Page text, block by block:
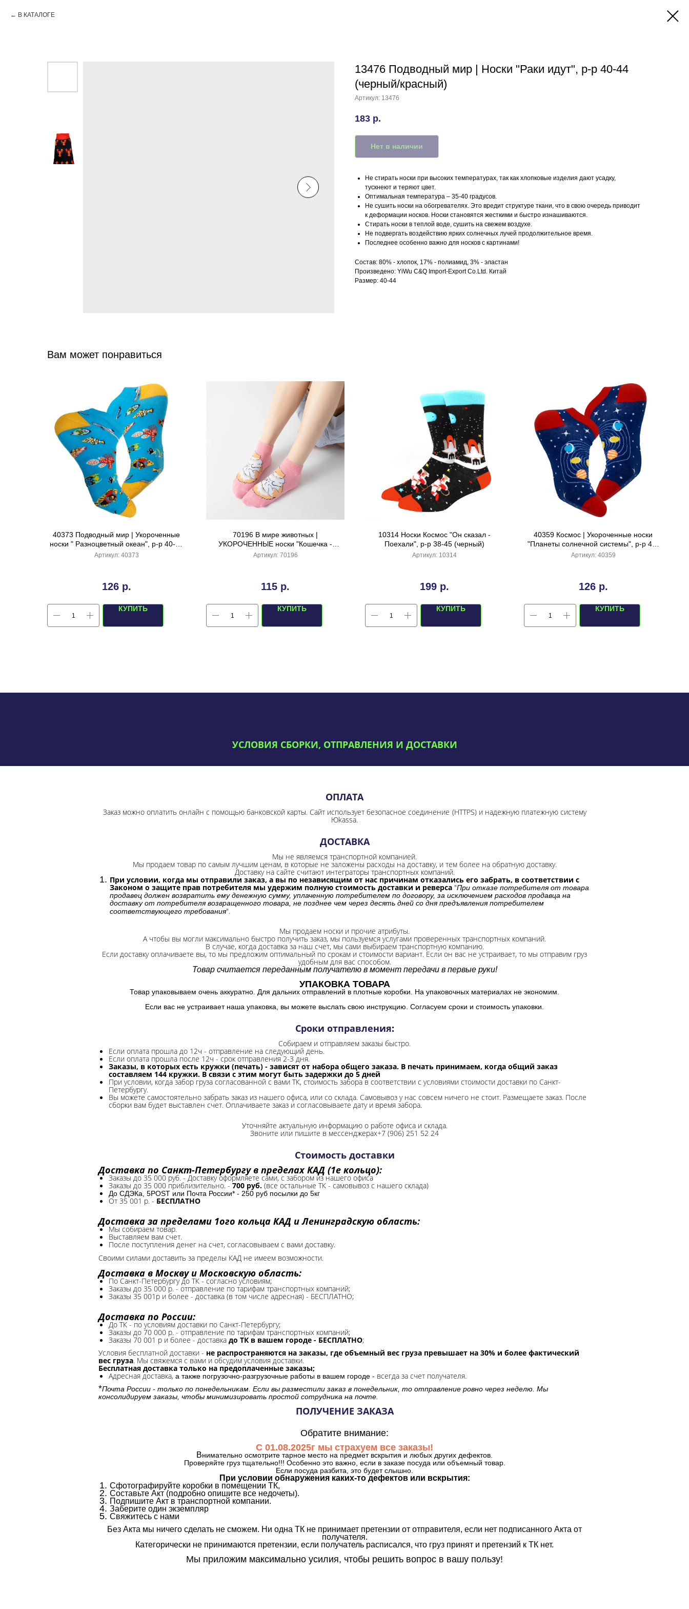
В КАТАЛОГЕ
13476 Подводный мир | Носки "Раки идут", р-р 40-44
(черный/красный)
Артикул: 13476
183 р.
Нет в наличии
Не стирать носки при высоких температурах, так как хлопковые изделия дают усадку,
тускнеют и теряют цвет.
Оптимальная температура – 35-40 градусов.
Не сушить носки на обогревателях. Это вредит структуре ткани, что в свою очередь приводит
к деформации носков. Носки становятся жесткими и быстро изнашиваются.
Стирать носки в теплой воде, сушить на свежем воздухе.
Не подвергать воздействию ярких солнечных лучей продолжительное время.
Последнее особенно важно для носков с картинами!
Состав: 80% - хлопок, 17% - полиамид, 3% - эластан
Произведено: YiWu C&Q Import-Export Co.Ltd. Китай
Размер: 40-44
Вам может понравиться
40373 Подводный мир | Укороченные
носки " Разноцветный океан", р-р 40-44
(голубой)
Артикул: 40373
126 р.
КУПИТЬ
70196 В мире животных |
УКОРОЧЕННЫЕ носки "Кошечка -
неженка", р-р 36-40 (розовый)
Артикул: 70196
115 р.
КУПИТЬ
10314 Носки Космос "Он сказал -
Поехали", р-р 38-45 (черный)
Артикул: 10314
199 р.
КУПИТЬ
40359 Космос | Укороченные носки
"Планеты солнечной системы", р-р 40-
44 (синий джинс)
Артикул: 40359
126 р.
КУПИТЬ
УСЛОВИЯ СБОРКИ, ОТПРАВЛЕНИЯ И ДОСТАВКИ
ОПЛАТА
Заказ можно оплатить онлайн с помощью банковской карты. Сайт использует безопасное соединение (HTTPS) и надежную платежную систему
Юkassa.
ДОСТАВКА
Мы не являемся транспортной компанией.
Мы продаем товар по самым лучшим ценам, в которые не заложены расходы на доставку, и тем более на обратную доставку.
Доставку на сайте считают интеграторы транспортных компаний.
При условии, когда мы отправили заказ, а вы по независящим от нас причинам отказались его забрать, в соответствии с
Законом о защите прав потребителя мы удержим полную стоимость доставки и реверса "При отказе потребителя от товара
продавец должен возвратить ему денежную сумму, уплаченную потребителем по договору, за исключением расходов продавца на
доставку от потребителя возвращенного товара, не позднее чем через десять дней со дня предъявления потребителем
соответствующего требования".
Мы продаем носки и прочие атрибуты.
А чтобы вы могли максимально быстро получить заказ, мы пользуемся услугами проверенных транспортных компаний.
В случае, когда доставка за наш счет, мы сами выбираем транспортную компанию.
Если доставку оплачиваете вы, то мы предложим оптимальный по срокам и стоимости вариант. Если он вас не устраивает, то мы отправим груз
удобным для вас способом.
Товар считается переданным получателю в момент передачи в первые руки!
УПАКОВКА ТОВАРА
Товар упаковываем очень аккуратно. Для дальних отправлений в плотные коробки. На упаковочных материалах не экономим.
Если вас не устраивает наша упаковка, вы можете выслать свою инструкцию. Согласуем сроки и стоимость упаковки.
Сроки отправления:
Собираем и отправляем заказы быстро.
Если оплата прошла до 12ч - отправление на следующий день.
Если оплата прошла после 12ч - срок отправления 2-3 дня.
Заказы, в которых есть кружки (печать) - зависят от набора общего заказа. В печать принимаем, когда общий заказ
составляем 144 кружки. В связи с этим могут быть задержки до 5 дней
При условии, когда забор груза согласованной с вами ТК, стоимость забора в соответствии с условиями стоимости доставки по Санкт-
Петербургу.
Вы можете самостоятельно забрать заказ из нашего офиса, или со склада. Самовывоз у нас совсем ничего не стоит. Размещаете заказ. После
сборки вам будет выставлен счет. Оплачиваете заказ и согласовываете дату и время забора.
Уточняйте актуальную информацию о работе офиса и склада.
Звоните или пишите в мессенджерах+7 (906) 251 52 24
Стоимость доставки
Доставка по Санкт-Петербургу в пределах КАД (1е кольцо):
Заказы до 35 000 руб. - Доставку оформляете сами, с забором из нашего офиса
Заказы до 35 000 приблизительно. - 700 руб. (все остальные ТК - самовывоз с нашего склада)
До СДЭКа, 5POST или Почта России* - 250 руб посылки до 5кг
От 35 001 р. - БЕСПЛАТНО
Доставка за пределами 1ого кольца КАД и Ленинградскую область:
Мы собираем товар.
Выставляем вам счет.
После поступления денег на счет, согласовываем с вами доставку.
Своими силами доставить за пределы КАД не имеем возможности.​
Доставка в Москву и Московскую область:
По Санкт-Петербургу до ТК - согласно условиям;
Заказы до 35 000 р. - отправление по тарифам транспортных компаний;
Заказы 35 001р и более - доставка (в том числе адресная) - БЕСПЛАТНО;
Доставка по России:
До ТК - по условиям доставки по Санкт-Петербургу;
Заказы до 70 000 р. - отправление по тарифам транспортных компаний;
Заказы 70 001 р и более - доставка до ТК в вашем городе - БЕСПЛАТНО;
Условия бесплатной доставки - не распространяются на заказы, где объемный вес груза превышает на 30% и более фактический
вес груза. Мы свяжемся с вами и обсудим условия доставки.
Бесплатная доставка только на предоплаченные заказы;
Адресная доставка, а также погрузочно-разгрузочные работы в вашем городе - всегда за счет получателя.
*Почта России - только по понедельникам. Если вы разместили заказ в понедельник, то отправление ровно через неделю. Мы
консолидируем заказы, чтобы минимизировать простой сотрудника на почте.
ПОЛУЧЕНИЕ ЗАКАЗА
Обратите внимание:
С 01.08.2025г мы страхуем все заказы!
Внимательно осмотрите тарное место на предмет вскрытия и любых других дефектов.
Проверяйте груз тщательно!!! Особенно это важно, если в заказе посуда или объемный товар.
Если посуда разбита, это будет слышно.
При условии обнаружения каких-то дефектов или вскрытия:
Сфотографируйте коробки в помещении ТК,
Составьте Акт (подробно опишите все недочеты).
Подпишите Акт в транспортной компании.
Заберите один экземпляр
Свяжитесь с нами
Без Акта мы ничего сделать не сможем. Ни одна ТК не принимает претензии от отправителя, если нет подписанного Акта от
получателя.
Категорически не принимаются претензии, если получатель расписался, что груз принят и претензий к ТК нет.
Мы приложим максимально усилия, чтобы решить вопрос в вашу пользу!